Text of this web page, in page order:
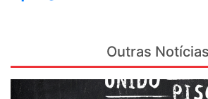
Outras Notícias